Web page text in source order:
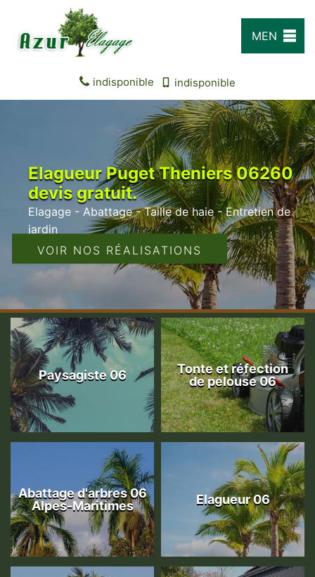
MEN
indisponible indisponible
Elagueur Puget Theniers 06260
devis gratuit.
Elagage - Abattage - Taille de haie - Entretien de
jardin
VOIR NOS RÉALISATIONS
Paysagiste 06
Tonte et réfection
de pelouse 06
Abattage d'arbres 06
Alpes-Maritimes
Elagueur 06